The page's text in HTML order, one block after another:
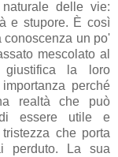
delle vie:
e stupore. È così
conoscenza un po'
mescolato al
giustifica la loro
perché
realtà che può
di essere utile e
che porta
perduto. La sua